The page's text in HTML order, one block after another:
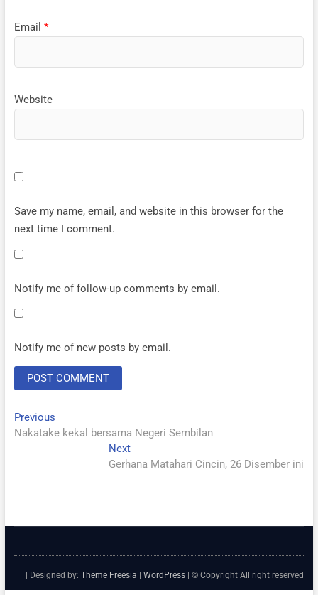
Email *
Website
Save my name, email, and website in this browser for the
next time I comment.
Notify me of follow-up comments by email.
Notify me of new posts by email.
Post
navigation
PreviousPrevious
post:
Nakatake kekal bersama Negeri Sembilan
NextNext
post:
Gerhana Matahari Cincin, 26 Disember ini
| Designed by:Theme Freesia |WordPress | © Copyright All right reserved